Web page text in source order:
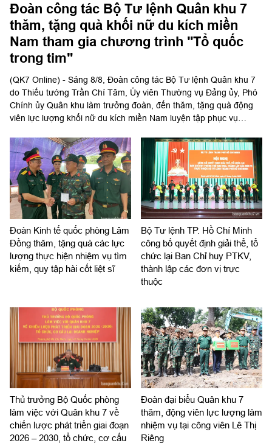
Đoàn công tác Bộ Tư lệnh Quân khu 7
thăm, tặng quà khối nữ du kích miền
Nam tham gia chương trình "Tổ quốc
trong tim"
(QK7 Online) - Sáng 8/8, Đoàn công tác Bộ Tư lệnh Quân khu 7
do Thiếu tướng Trần Chí Tâm, Ủy viên Thường vụ Đảng ủy, Phó
Chính ủy Quân khu làm trưởng đoàn, đến thăm, tặng quà động
viên lực lượng khối nữ du kích miền Nam luyện tập phục vụ
Đoàn Kinh tế quốc phòng Lâm
Đồng thăm, tặng quà các lực
lượng thực hiện nhiệm vụ tìm
kiếm, quy tập hài cốt liệt sĩ
Bộ Tư lệnh TP. Hồ Chí Minh
công bố quyết định giải thể, tổ
chức lại Ban Chỉ huy PTKV,
thành lập các đơn vị trực
thuộc
Thủ trưởng Bộ Quốc phòng
làm việc với Quân khu 7 về
chiến lược phát triển giai đoạn
2026 – 2030, tổ chức, cơ cấu
Đoàn đại biểu Quân khu 7
thăm, động viên lực lượng làm
nhiệm vụ tại công viên Lê Thị
Riêng